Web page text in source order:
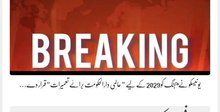
یونیسکو نے بیجنگ کو 2029 کے لیے ” عالمی دارالحکومت برائے تعمیرات” قرار دے…